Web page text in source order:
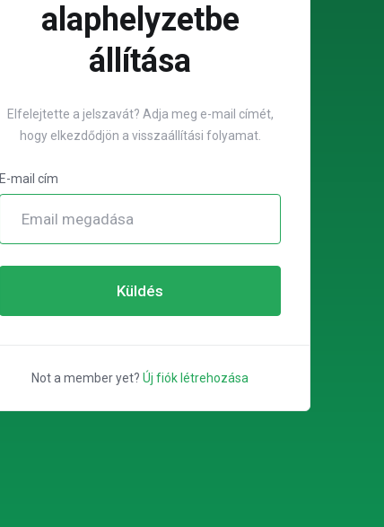
alaphelyzetbe
állítása
Elfelejtette a jelszavát? Adja meg e-mail címét,
hogy elkezdődjön a visszaállítási folyamat.
E-mail cím
Küldés
Not a member yet? Új fiók létrehozása